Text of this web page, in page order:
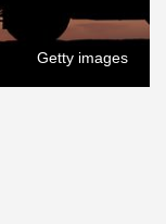
Getty images